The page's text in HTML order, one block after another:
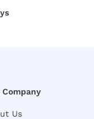
Company
Us